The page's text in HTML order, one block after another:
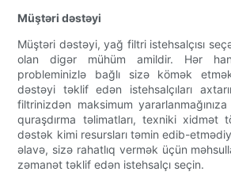
Müştəri dəstəyi
Müştəri dəstəyi, yağ filtri istehsalçısı
olan digər mühüm amildir. Hər
probleminizlə bağlı sizə kömək
dəstəyi təklif edən istehsalçıları
filtrinizdən maksimum
quraşdırma təlimatları, texniki xidmət
dəstək kimi resursları təmin edib-
əlavə, sizə rahatlıq vermək üçün
zəmanət təklif edən istehsalçı seçin.